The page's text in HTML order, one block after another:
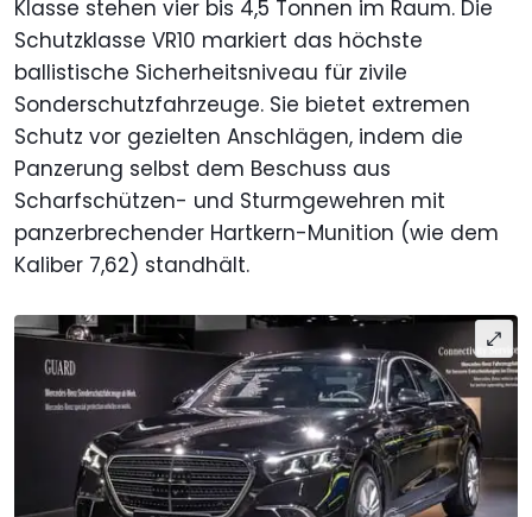
Klasse stehen vier bis 4,5 Tonnen im Raum. Die
Schutzklasse VR10 markiert das höchste
ballistische Sicherheitsniveau für zivile
Sonderschutzfahrzeuge. Sie bietet extremen
Schutz vor gezielten Anschlägen, indem die
Panzerung selbst dem Beschuss aus
Scharfschützen- und Sturmgewehren mit
panzerbrechender Hartkern-Munition (wie dem
Kaliber 7,62) standhält.